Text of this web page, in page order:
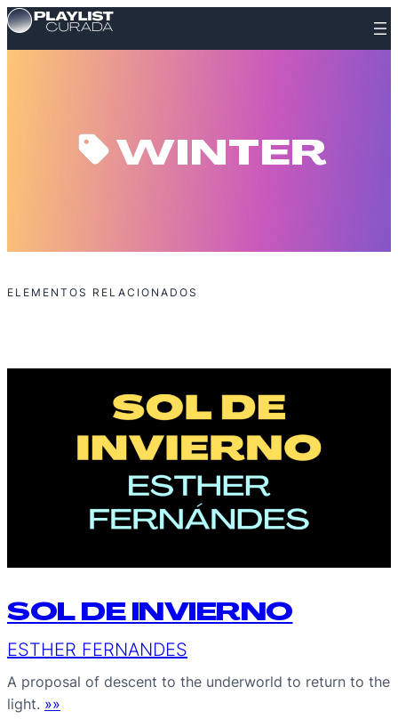
Skip
WINTER
ELEMENTOS RELACIONADOS
SOL DE INVIERNO
ESTHER FERNANDES
A proposal of descent to the underworld to return to the
light. »»